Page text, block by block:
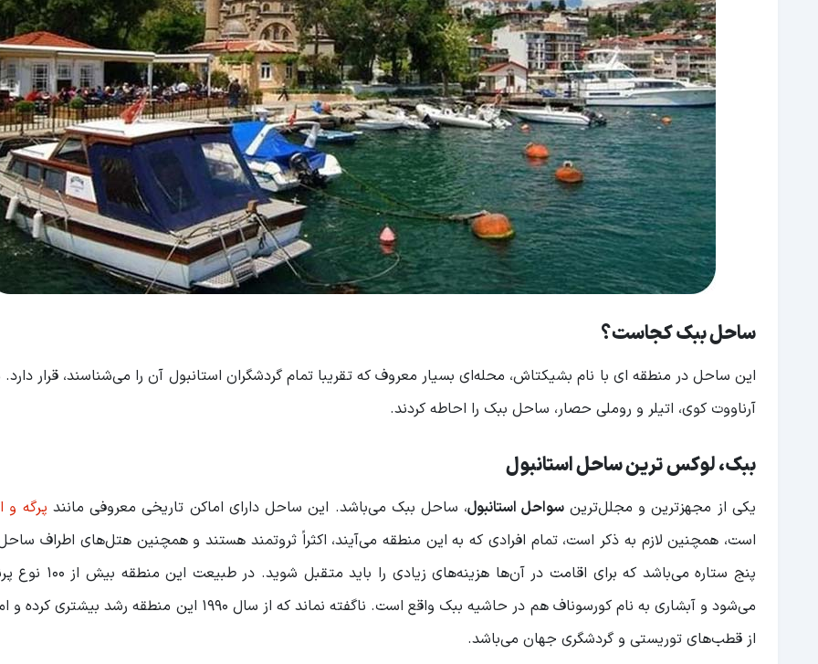
ساحل ببک کجاست؟
این ساحل در منطقه ای با نام بشیکتاش، محله‌ای بسیار معروف که تقریبا تمام گردشگران استانبول آن را می‌شناسند، قرار
آرناووت کوی، اتیلر و روملی حصار، ساحل ببک را احاطه کردند.
ببک، لوکس ترین ساحل استانبول
یکی از مجهزترین و مجلل‌ترینسواحل استانبول، ساحل ببک می‌باشد. این ساحل دارای اماکن تاریخی معروفی مانند پرگه
است، همچنین لازم به ذکر است، تمام افرادی که به این منطقه می‌آیند، اکثراً ثروتمند هستند و همچنین هتل‌های اطراف
پنج ستاره می‌باشد که برای اقامت در آن‌ها
می‌شود و آبشاری به نام کورسوناف هم در حاشیه ببک واقع است. ناگفته نماند که از سال ۱۹۹۰ این
از قطب‌های توریستی و گردشگری جهان می‌باشد.